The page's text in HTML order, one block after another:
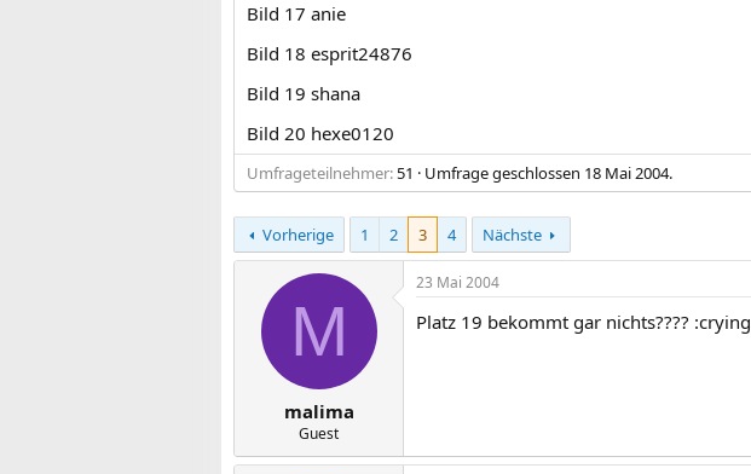
Bild 17 anie
Bild 18 esprit24876
Bild 19 shana
Bild 20 hexe0120
Umfrageteilnehmer 51 Umfrage geschlossen 18 Mai 2004.
Vorherige 1 2 3 4 Nächste
M
malima
Guest
23 Mai 2004
Platz 19 bekommt gar nichts???? :crying